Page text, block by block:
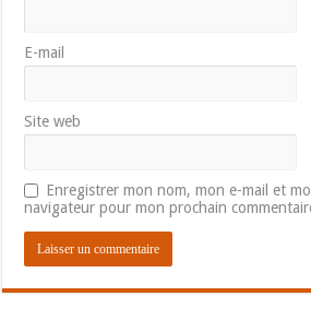
E-mail
Site web
Enregistrer mon nom, mon e-mail et
navigateur pour mon prochain